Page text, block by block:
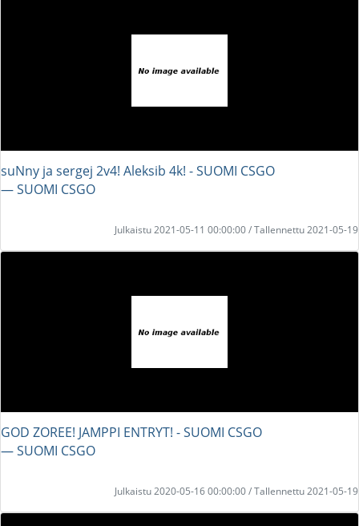
suNny ja sergej 2v4! Aleksib 4k! - SUOMI CSGO
― SUOMI CSGO
Julkaistu 2021-05-11 00:00:00 / Tallennettu 2021-05-19
GOD ZOREE! JAMPPI ENTRYT! - SUOMI CSGO
― SUOMI CSGO
Julkaistu 2020-05-16 00:00:00 / Tallennettu 2021-05-19